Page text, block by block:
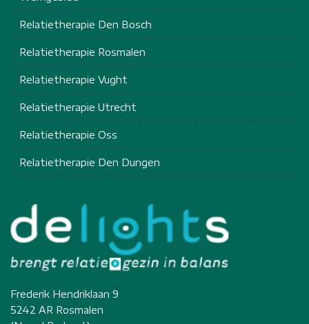
Relatietherapie Den Bosch
Relatietherapie Rosmalen
Relatietherapie Vught
Relatietherapie Utrecht
Relatietherapie Oss
Relatietherapie Den Dungen
Frederik Hendriklaan 9
5242 AR Rosmalen